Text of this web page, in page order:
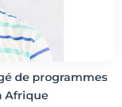
de programmes
Afrique